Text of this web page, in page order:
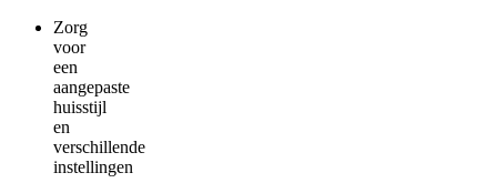
Zorg
voor
een
aangepaste
huisstijl
en
verschillende
instellingen